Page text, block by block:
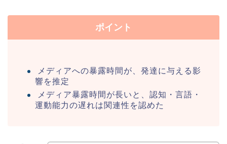
ポイント
メディアへの暴露時間が、発達に与える影
響を推定
メディア暴露時間が長いと、認知・言語・
運動能力の遅れは関連性を認めた